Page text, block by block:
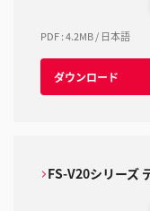
PDF:4.2MB/ 日本語
ダウンロード
FS-V20シリーズ